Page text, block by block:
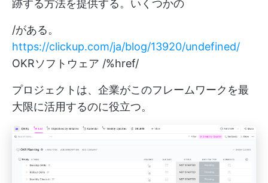
跡する方法を提供する。いくつかの
/がある。
https://clickup.com/ja/blog/13920/undefined/
OKRソフトウェア /%href/
プロジェクトは、企業がこのフレームワークを最
大限に活用するのに役立つ。